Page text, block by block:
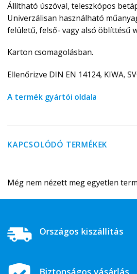
Állítható úszóval, teleszkópos
Univerzálisan használható
felületű, felső- vagy alsó öblíttésű
Karton csomagolásban.
Ellenőrizve DIN EN 14124, KIWA,
A termék gyártói oldala
KAPCSOLÓDÓ TERMÉKEK
Még nem nézett meg egyetlen
Országos kiszállítás
Biztonságos vásárlás